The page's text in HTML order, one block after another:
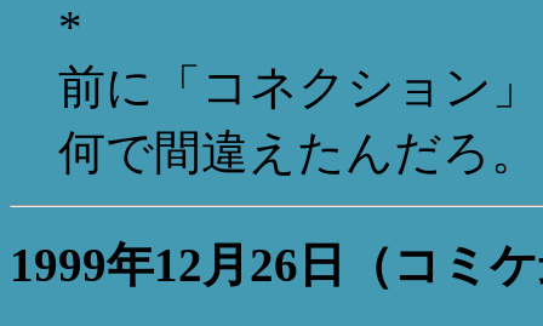
*
前に「コネクション
何で間違えたんだろ。
1999年12月26日（コミ